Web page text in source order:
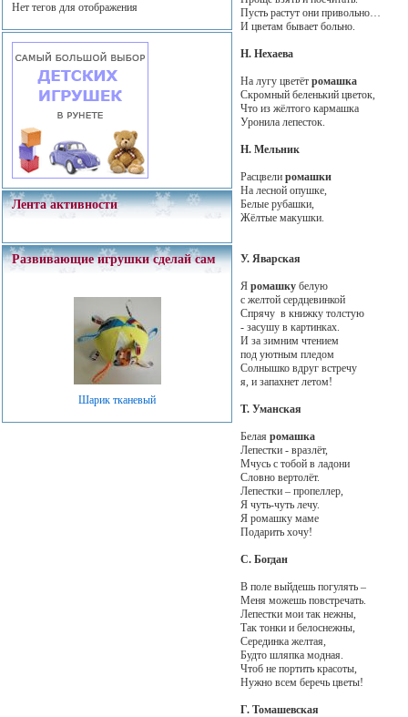
Нет тегов для отображения
Лента активности
Развивающие игрушки сделай сам
Шарик тканевый
Пусть растут они привольно…
И цветам бывает больно.
Н. Нехаева
На лугу цветёт ромашка
Скромный беленький цветок,
Что из жёлтого кармашка
Уронила лепесток.
Н. Мельник
Расцвели ромашки
На лесной опушке,
Белые рубашки,
Жёлтые макушки.
У. Яварская
Я ромашкубелую
с желтой сердцевинкой
Спрячу в книжку толстую
- засушу в картинках.
И за зимним чтением
под уютным пледом
Солнышко вдруг встречу
я, и запахнет летом!
Т. Уманская
Белая ромашка
Лепестки - вразлёт,
Мчусь с тобой в ладони
Словно вертолёт.
Лепестки – пропеллер,
Я чуть-чуть лечу.
Я ромашку маме
Подарить хочу!
С. Богдан
В поле выйдешь погулять –
Меня можешь повстречать.
Лепестки мои так нежны,
Так тонки и белоснежны,
Серединка желтая,
Будто шляпка модная.
Чтоб не портить красоты,
Нужно всем беречь цветы!
Г. Томашевская